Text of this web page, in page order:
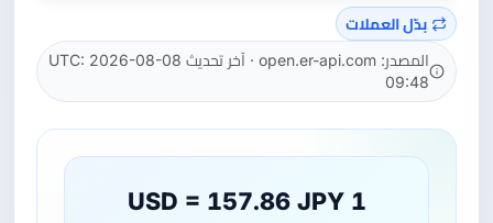
بدّل العملات
المصدر: open.er-api.com · آخر تحديث UTC: 2026-08-08
09:48
1 USD = 157.86 JPY